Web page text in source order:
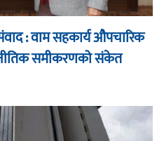
: वाम सहकार्य औपचारिक
समीकरणको संकेत